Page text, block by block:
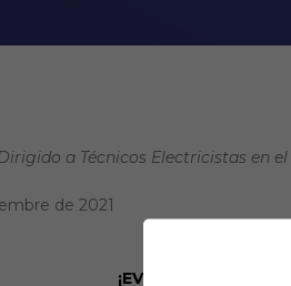
en plataformas digitales
a Técnicos Electricistas en
de 2021
¡EVENTO GRATUITO!